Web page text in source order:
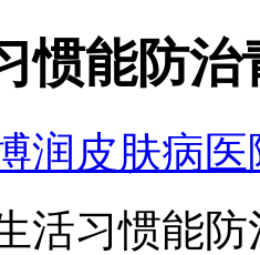
惯能防治
润皮肤病医
活习惯能